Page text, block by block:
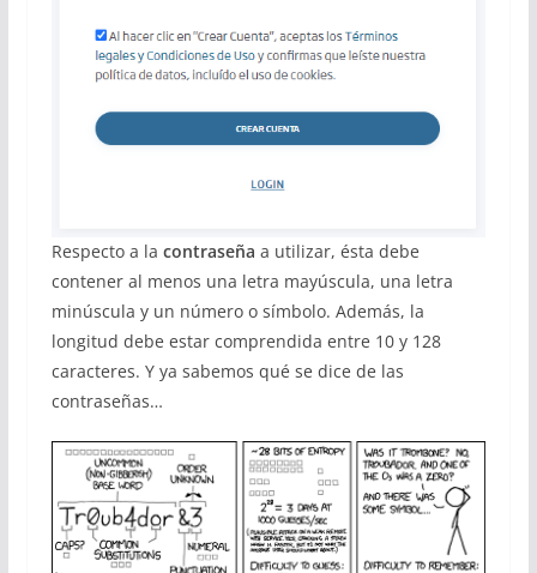
Respecto a la contraseña a utilizar, ésta debe
contener al menos una letra mayúscula, una letra
minúscula y un número o símbolo. Además, la
longitud debe estar comprendida entre 10 y 128
caracteres. Y ya sabemos qué se dice de las
contraseñas…